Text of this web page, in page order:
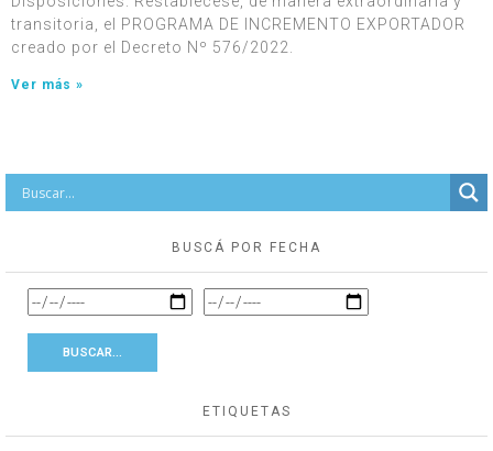
transitoria, el PROGRAMA DE INCREMENTO EXPORTADOR
creado por el Decreto Nº 576/2022.
Ver más »
BUSCÁ POR FECHA
ETIQUETAS